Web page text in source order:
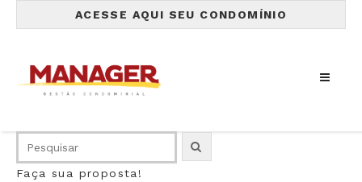
ACESSE AQUI SEU CONDOMÍNIO
Faça sua proposta!